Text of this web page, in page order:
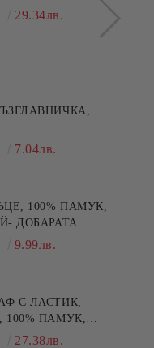
29.34лв.
7.04лв.
100% ПАМУК,
ДОБАРАТА
РАЗМЕР:
9.99лв.
С ЛАСТИК,
ПАМУК,
27.38лв.